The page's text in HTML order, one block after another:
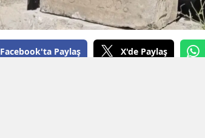
Facebook'ta Paylaş X'de Paylaş